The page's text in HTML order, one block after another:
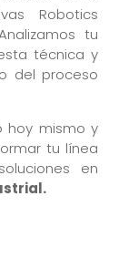
Robotics
tu
técnica y
del proceso
hoy mismo y
tu línea
en